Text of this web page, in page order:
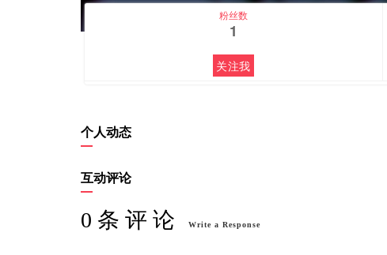
粉丝数
1
关注我
个人动态
互动评论
0 条 评 论 Write a Response